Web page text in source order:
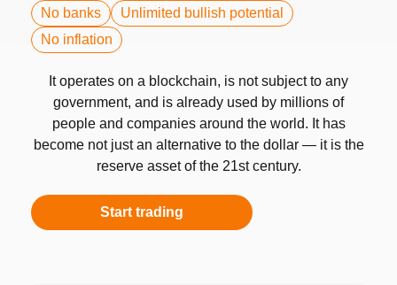
No banks
Unlimited bullish potential
No inflation
It operates on a blockchain, is not subject to any
government, and is already used by millions of
people and companies around the world. It has
become not just an alternative to the dollar — it is the
reserve asset of the 21st century.
Start trading